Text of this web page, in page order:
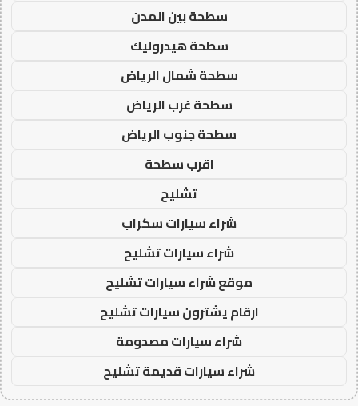
سطحة بين المدن
سطحة هيدروليك
سطحة شمال الرياض
سطحة غرب الرياض
سطحة جنوب الرياض
اقرب سطحة
تشليح
شراء سيارات سكراب
شراء سيارات تشليح
موقع شراء سيارات تشليح
ارقام يشترون سيارات تشليح
شراء سيارات مصدومة
شراء سيارات قديمة تشليح